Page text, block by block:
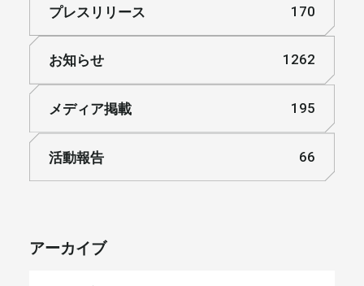
プレスリリース 170
お知らせ 1262
メディア掲載 195
活動報告 66
アーカイブ